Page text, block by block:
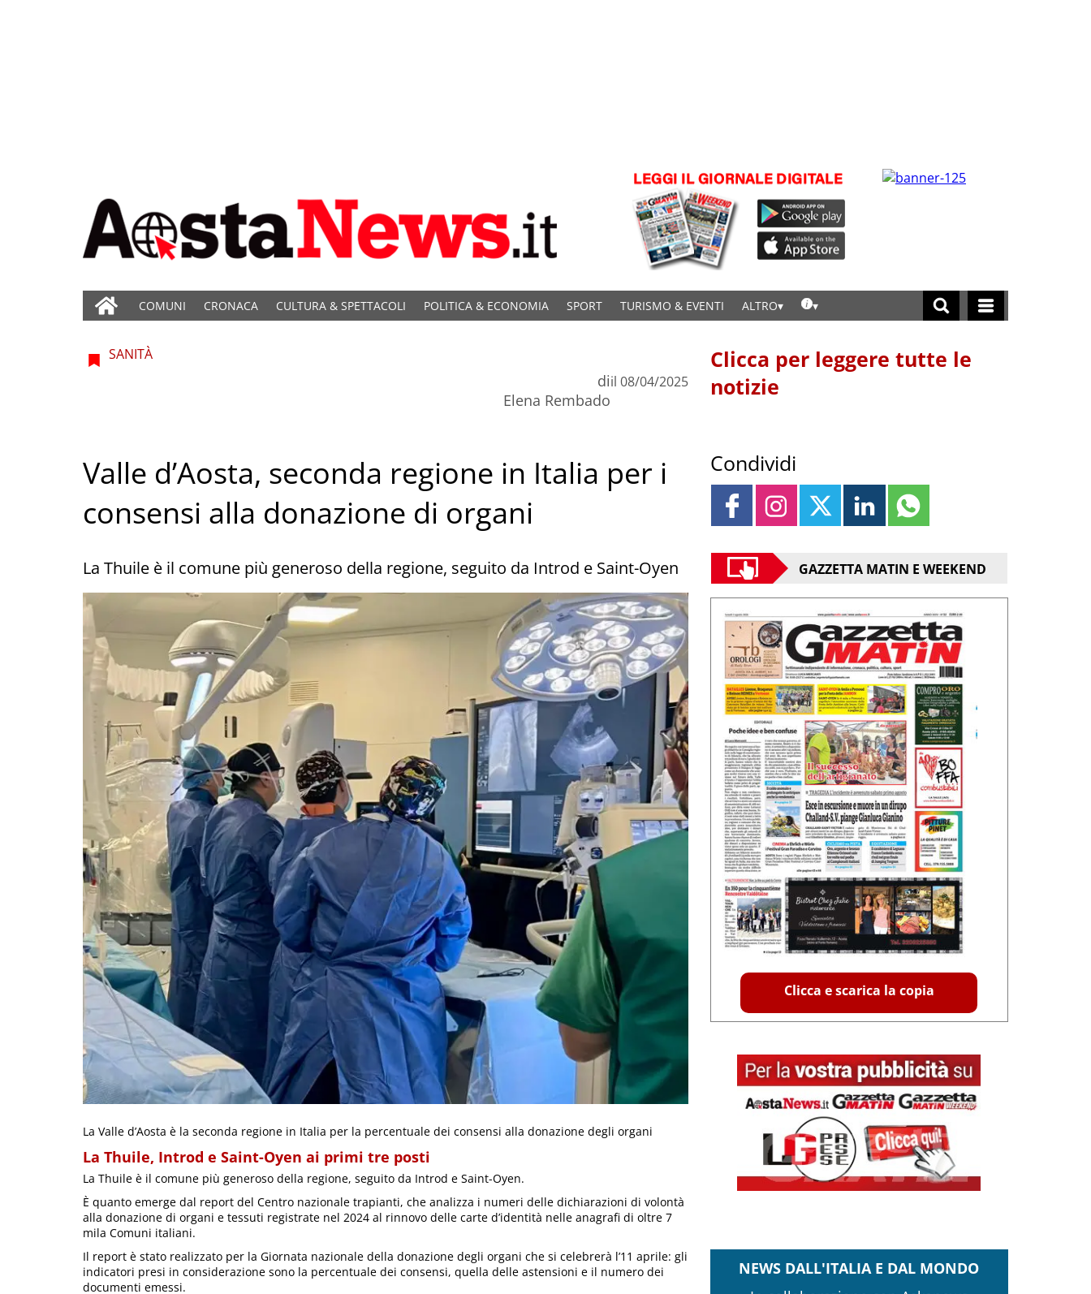
COMUNI CRONACA CULTURA & SPETTACOLI POLITICA & ECONOMIA SPORT TURISMO & EVENTI ALTRO
SANITÀ
di
Elena Rembado
il 08/04/2025
Valle d’Aosta, seconda regione in Italia per i
consensi alla donazione di organi
La Thuile è il comune più generoso della regione, seguito da Introd e Saint-Oyen
La Valle d’Aosta è la seconda regione in Italia per la percentuale dei consensi alla donazione degli organi
La Thuile, Introd e Saint-Oyen ai primi tre posti
La Thuile è il comune più generoso della regione, seguito da Introd e Saint-Oyen.
È quanto emerge dal report del Centro nazionale trapianti, che analizza i numeri delle dichiarazioni di volontà
alla donazione di organi e tessuti registrate nel 2024 al rinnovo delle carte d’identità nelle anagrafi di oltre 7
mila Comuni italiani.
Il report è stato realizzato per la Giornata nazionale della donazione degli organi che si celebrerà l’11 aprile: gli
indicatori presi in considerazione sono la percentuale dei consensi, quella delle astensioni e il numero dei
documenti emessi.
Clicca per leggere tutte le
notizie
Condividi
GAZZETTA MATIN E WEEKEND
Clicca e scarica la copia
NEWS DALL'ITALIA E DAL MONDO